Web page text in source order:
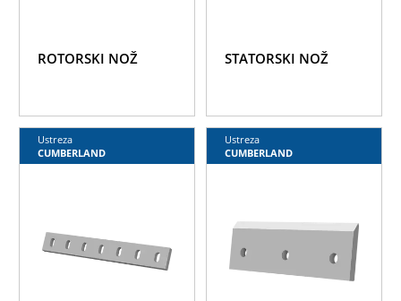
ROTORSKI NOŽ STATORSKI NOŽ
Ustreza
CUMBERLAND
Ustreza
CUMBERLAND